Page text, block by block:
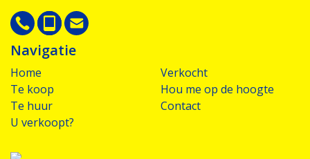
Navigatie
Home
Te koop
Te huur
U verkoopt?
Verkocht
Hou me op de hoogte
Contact